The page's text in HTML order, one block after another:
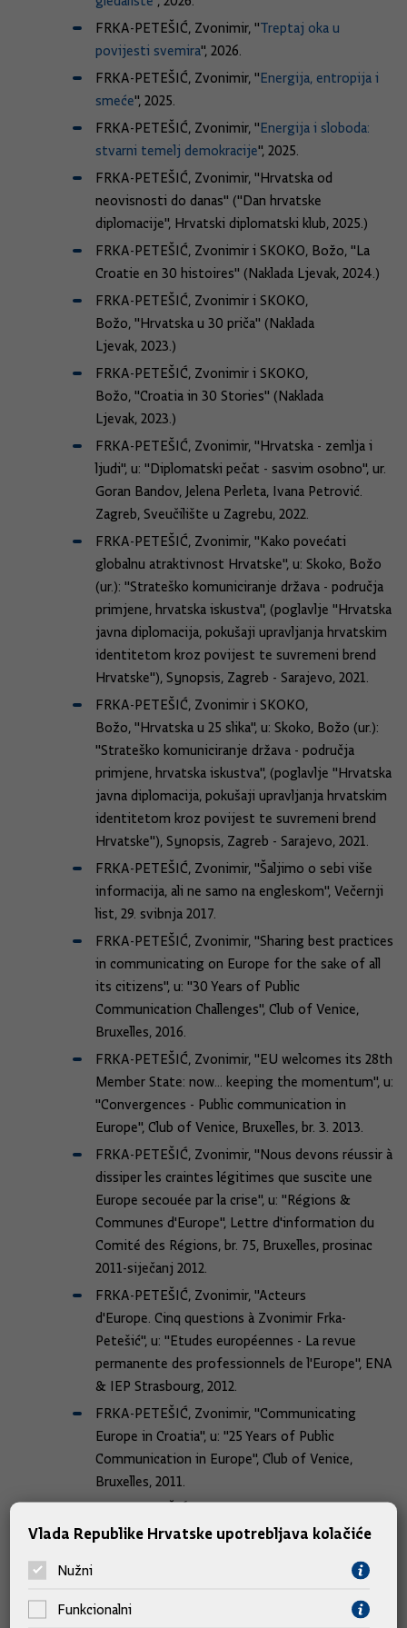
FRKA-PETEŠIĆ, Zvonimir, "Treptaj oka u
povijesti svemira", 2026.
FRKA-PETEŠIĆ, Zvonimir, "Energija, entropija i
smeće", 2025.
FRKA-PETEŠIĆ, Zvonimir, "Energija i sloboda:
stvarni temelj demokracije", 2025.
FRKA-PETEŠIĆ, Zvonimir, "Hrvatska od
neovisnosti do danas" ("Dan hrvatske
diplomacije", Hrvatski diplomatski klub, 2025.)
FRKA-PETEŠIĆ, Zvonimir i SKOKO, Božo, "La
Croatie en 30 histoires" (Naklada Ljevak, 2024.)
FRKA-PETEŠIĆ, Zvonimir i SKOKO,
Božo, "Hrvatska u 30 priča" (Naklada
Ljevak, 2023.)
FRKA-PETEŠIĆ, Zvonimir i SKOKO,
Božo, "Croatia in 30 Stories" (Naklada
Ljevak, 2023.)
FRKA-PETEŠIĆ, Zvonimir, "Hrvatska - zemlja i
ljudi", u: "Diplomatski pečat - sasvim osobno", ur.
Goran Bandov, Jelena Perleta, Ivana Petrović.
Zagreb, Sveučilište u Zagrebu, 2022.
FRKA-PETEŠIĆ, Zvonimir, "Kako povećati
globalnu atraktivnost Hrvatske", u: Skoko, Božo
(ur.): "Strateško komuniciranje država - područja
primjene, hrvatska iskustva", (poglavlje "Hrvatska
javna diplomacija, pokušaji upravljanja hrvatskim
identitetom kroz povijest te suvremeni brend
Hrvatske"), Synopsis, Zagreb - Sarajevo, 2021.
FRKA-PETEŠIĆ, Zvonimir i SKOKO,
Božo, "Hrvatska u 25 slika", u: Skoko, Božo (ur.):
"Strateško komuniciranje država - područja
primjene, hrvatska iskustva", (poglavlje "Hrvatska
javna diplomacija, pokušaji upravljanja hrvatskim
identitetom kroz povijest te suvremeni brend
Hrvatske"), Synopsis, Zagreb - Sarajevo, 2021.
FRKA-PETEŠIĆ, Zvonimir, "Šaljimo o sebi više
informacija, ali ne samo na engleskom", Večernji
list, 29. svibnja 2017.
FRKA-PETEŠIĆ, Zvonimir, "Sharing best practices
in communicating on Europe for the sake of all
its citizens", u: "30 Years of Public
Communication Challenges", Club of Venice,
Bruxelles, 2016.
FRKA-PETEŠIĆ, Zvonimir, "EU welcomes its 28th
Member State: now... keeping the momentum", u:
"Convergences - Public communication in
Europe", Club of Venice, Bruxelles, br. 3. 2013.
FRKA-PETEŠIĆ, Zvonimir, "Nous devons réussir à
dissiper les craintes légitimes que suscite une
Europe secouée par la crise", u: "Régions &
Communes d'Europe", Lettre d'information du
Comité des Régions, br. 75, Bruxelles, prosinac
2011-siječanj 2012.
FRKA-PETEŠIĆ, Zvonimir, "Acteurs
d'Europe. Cinq questions à Zvonimir Frka-
Petešić", u: "Etudes européennes - La revue
permanente des professionnels de l'Europe", ENA
& IEP Strasbourg, 2012.
FRKA-PETEŠIĆ, Zvonimir, "Communicating
Europe in Croatia", u: "25 Years of Public
Communication in Europe", Club of Venice,
Bruxelles, 2011.
"Elargissement. L'Union dit 'oui' à la Croatie", u:
Vlada Republike Hrvatske upotrebljava kolačiće
Nužni
Funkcionalni